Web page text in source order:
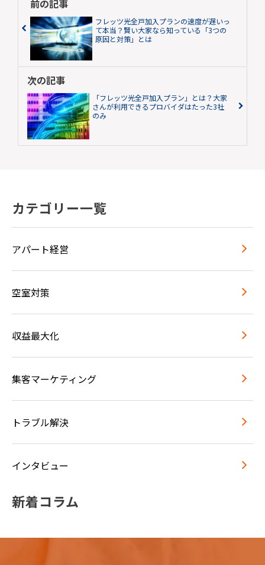
前の記事
フレッツ光全戸加入プランの速度が遅いっ
て本当？賢い大家なら知っている「3つの
原因と対策」とは
次の記事
「フレッツ光全戸加入プラン」とは？大家
さんが利用できるプロバイダはたった3社
のみ
カテゴリー一覧
アパート経営
空室対策
収益最大化
集客マーケティング
トラブル解決
インタビュー
新着コラム